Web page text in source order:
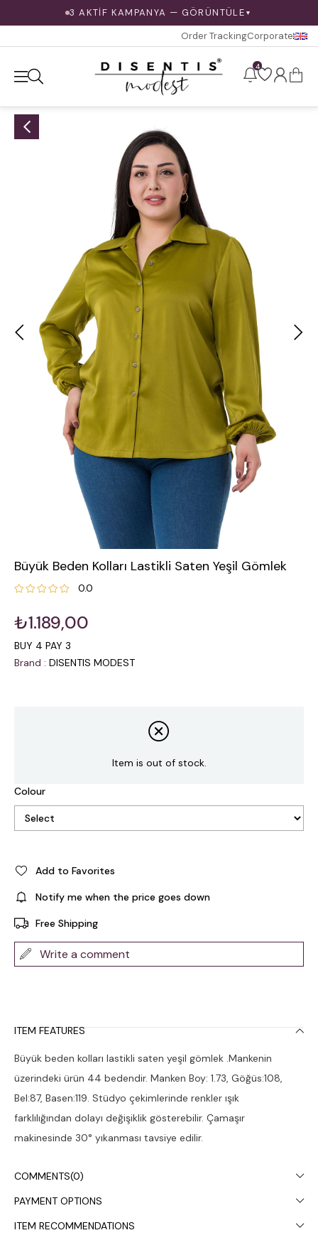
3 AKTİF KAMPANYA — GÖRÜNTÜLE ▼
Order TrackingCorporate
4
Büyük Beden Kolları Lastikli Saten Yeşil Gömlek
0.0
₺1.189,00
BUY 4 PAY 3
Brand : DISENTIS MODEST
Item is out of stock.
Colour
Add to Favorites
Notify me when the price goes down
Free Shipping
Write a comment
ITEM FEATURES
Büyük beden kolları lastikli saten yeşil gömlek .Mankenin
üzerindeki ürün 44 bedendir. Manken Boy: 1.73, Göğüs:108,
Bel:87, Basen:119. Stüdyo çekimlerinde renkler ışık
farklılığından dolayı değişiklik gösterebilir. Çamaşır
makinesinde 30° yıkanması tavsiye edilir.
COMMENTS(0)
PAYMENT OPTIONS
ITEM RECOMMENDATIONS